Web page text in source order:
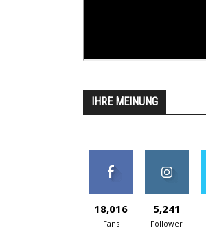
IHRE MEINUNG
18,016
Fans
5,241
Follower